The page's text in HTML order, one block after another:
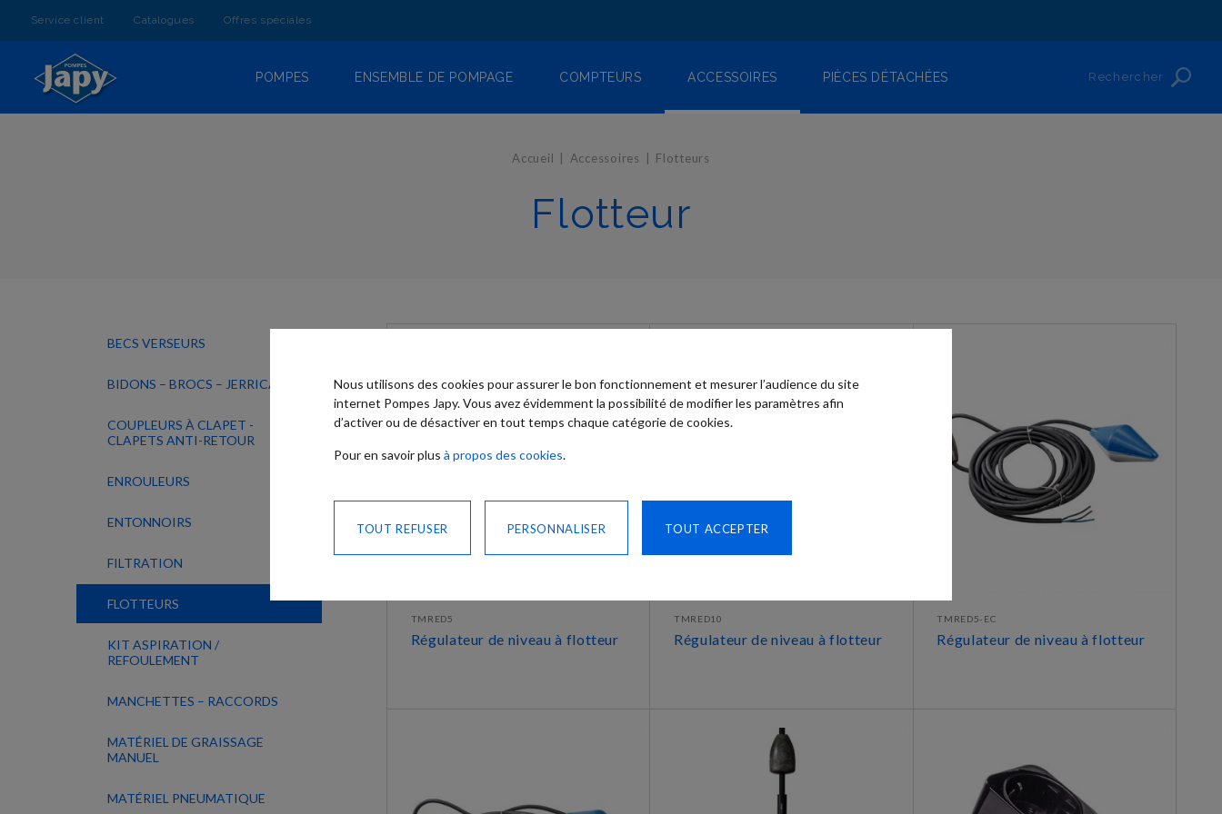
AU
Service client Catalogues Offres spéciales
Rechercher
POMPES ENSEMBLE DE POMPAGE COMPTEURS ACCESSOIRES PIÈCES DÉTACHÉES
Accueil Accessoires Flotteurs
Flotteur
BECS VERSEURS
BIDONS – BROCS – JERRICANS
COUPLEURS À CLAPET -
CLAPETS ANTI-RETOUR
ENROULEURS
ENTONNOIRS
FILTRATION
FLOTTEURS
KIT ASPIRATION /
REFOULEMENT
MANCHETTES – RACCORDS
MATÉRIEL DE GRAISSAGE
MANUEL
MATÉRIEL PNEUMATIQUE
TMRED5
Régulateur de niveau à flotteur
TMRED10
Régulateur de niveau à flotteur
TMRED5-EC
Régulateur de niveau à flotteur
Nous utilisons des cookies pour assurer le bon fonctionnement et mesurer l’audience du site
internet Pompes Japy. Vous avez évidemment la possibilité de modifier les paramètres afin
d’activer ou de désactiver en tout temps chaque catégorie de cookies.
Pour en savoir plus à propos des cookies.
TOUT ACCEPTER
PERSONNALISER
TOUT REFUSER